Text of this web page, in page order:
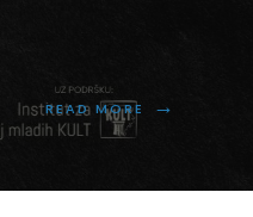
READ MORE →